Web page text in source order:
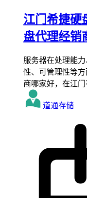
江门希捷硬
盘代理经销
服务器在处理能
性、可管理性等
商哪家好，在江
道通存储